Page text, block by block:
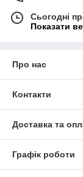
Сьогодні
Показати
Про нас
Контакти
Доставка та
Графік роботи